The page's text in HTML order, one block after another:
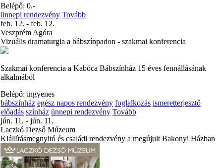
Belépő: 0.-
ünnepi rendezvény Tovább
feb. 12. - feb. 12.
Veszprém Agóra
Vizuális dramaturgia a bábszínpadon - szakmai konferencia
Szakmai konferencia a Kabóca Bábszínház 15 éves fennállásának
alkalmából
Belépő: ingyenes
bábszínház egész napos rendezvény foglalkozás ismeretterjesztő
előadás színház ünnepi rendezvény Tovább
jún. 11. - jún. 11.
Laczkó Dezső Múzeum
Kiállításmegnyitó és családi rendezvény a megújult Bakonyi Házban